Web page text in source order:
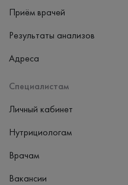
Приём врачей
Результаты анализов
Адреса
Специалистам
Личный кабинет
Нутрициологам
Врачам
Вакансии